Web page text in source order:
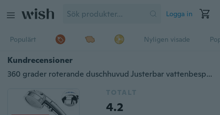
Logga in
Populärt Nyligen visade
Kundrecensioner
360 grader roterande duschhuvud Justerbar vattenbesparing 3 läge duschvattentryck duschhuvud med stoppknapp
TOTALT
4.2